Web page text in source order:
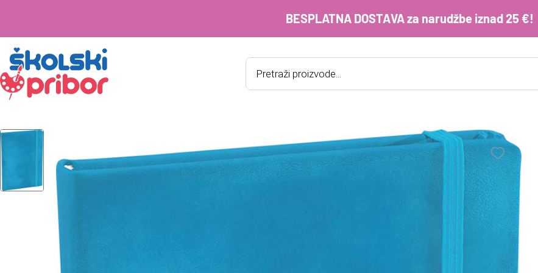
BESPLATNA DOSTAVA za narudžbe iznad 25 €!
Products
search